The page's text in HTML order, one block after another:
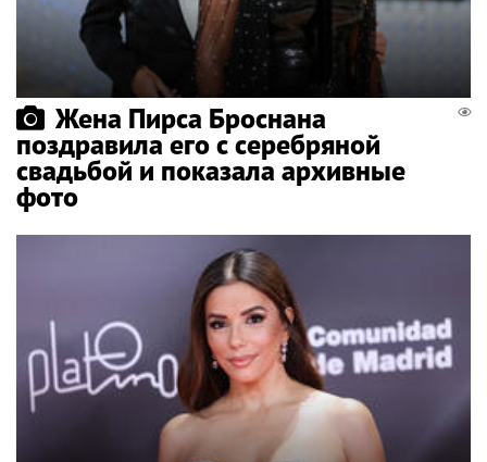
Жена Пирса Броснана
поздравила его с серебряной
свадьбой и показала архивные
фото